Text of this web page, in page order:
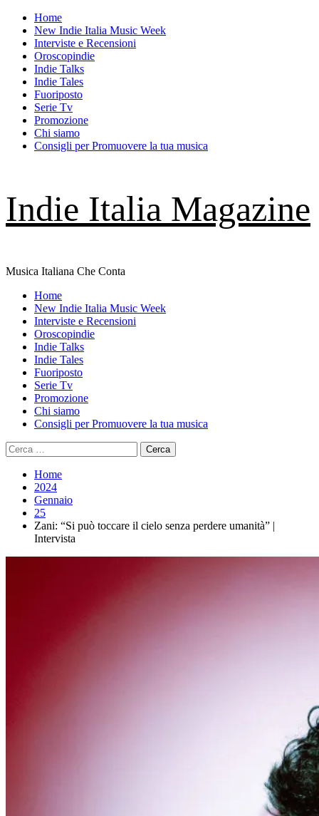
Skip
content
Home
New Indie Italia Music Week
Interviste e Recensioni
Oroscopindie
Indie Talks
Indie Tales
Fuoriposto
Serie Tv
Promozione
Chi siamo
Consigli per Promuovere la tua musica
Indie Italia Magazine
Musica Italiana Che Conta
Primary
Menu
Home
New Indie Italia Music Week
Interviste e Recensioni
Oroscopindie
Indie Talks
Indie Tales
Fuoriposto
Serie Tv
Promozione
Chi siamo
Consigli per Promuovere la tua musica
Ricerca
per:
Home
2024
Gennaio
25
Zani: “Si può toccare il cielo senza perdere umanità” |
Intervista